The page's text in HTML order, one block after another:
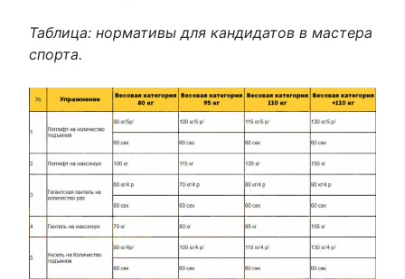
Таблица: нормативы для кандидатов в мастера
спорта.